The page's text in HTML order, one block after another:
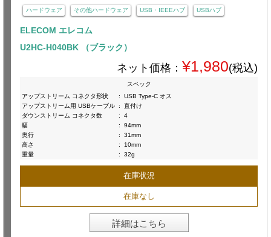
ハードウェア その他ハードウェア USB・IEEEハブ USBハブ
ELECOM エレコム
U2HC-H040BK （ブラック）
ネット価格： ¥1,980(税込)
スペック
アップストリーム コネクタ形状
:
USB Type-C オス
アップストリーム用 USBケーブル :
直付け
ダウンストリーム コネクタ数
:
4
幅
:
94mm
奥行
:
31mm
高さ
:
10mm
重量
: 32g
在庫状況
在庫なし
詳細はこちら